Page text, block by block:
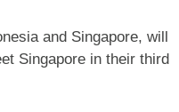
and Singapore, will
Singapore in their third